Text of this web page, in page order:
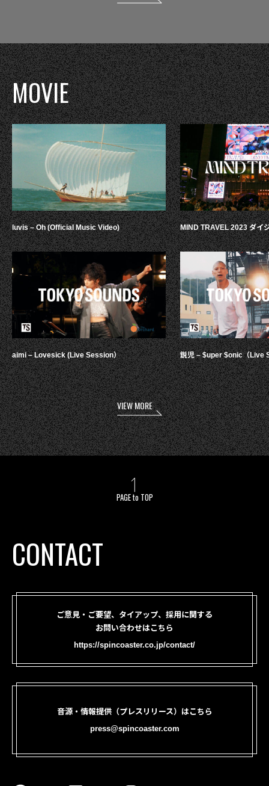
MOVIE
luvis – Oh (Official Music Video)
aimi – Lovesick (Live Session）
MIND TRAVEL 2023 ダイ
鋭児 – $uper $onic（Live
VIEW MORE
PAGE to TOP
CONTACT
ご意見・ご要望、タイアップ、採用に関する
お問い合わせはこちら
https://spincoaster.co.jp/contact/
音源・情報提供（プレスリリース）はこちら
press@spincoaster.com